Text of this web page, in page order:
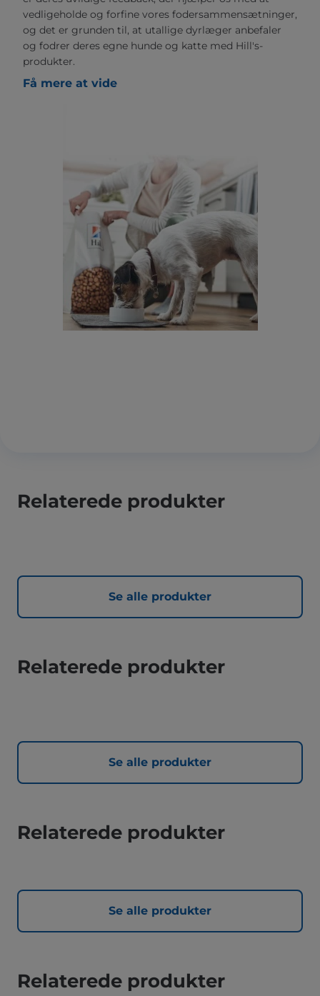
vedligeholde og forfine vores fodersammensætninger,
og det er grunden til, at utallige dyrlæger anbefaler
og fodrer deres egne hunde og katte med Hill's-
produkter.
Få mere at vide
Relaterede produkter
Se alle produkter
Relaterede produkter
Se alle produkter
Relaterede produkter
Se alle produkter
Relaterede produkter